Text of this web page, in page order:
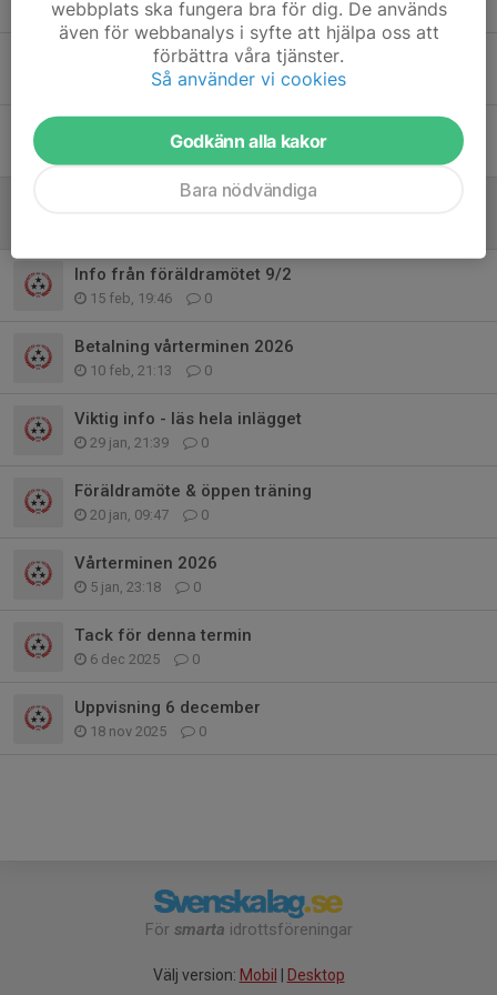
26 mar, 18:11 0
Närvaro på träningarna
24 mar, 07:01 0
PÅMINNELSE - TERMINSAVGIFT
10 mar, 19:54 0
Gymnastikens hus i Gävle
Info från föräldramötet 9/2
15 feb, 19:46 0
Betalning vårterminen 2026
10 feb, 21:13 0
Viktig info - läs hela inlägget
29 jan, 21:39 0
Föräldramöte & öppen träning
20 jan, 09:47 0
Vårterminen 2026
5 jan, 23:18 0
Tack för denna termin
6 dec 2025 0
Uppvisning 6 december
18 nov 2025 0
För smarta idrottsföreningar
Välj version: Mobil | Desktop
webbplats ska fungera bra för dig. De används
även för webbanalys i syfte att hjälpa oss att
förbättra våra tjänster.
Så använder vi cookies
Godkänn alla kakor
Bara nödvändiga